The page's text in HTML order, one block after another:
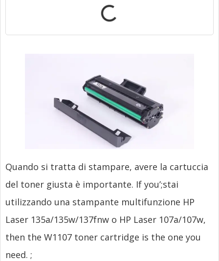
Quando si tratta di stampare, avere la cartuccia
del toner giusta è importante. If you’;stai
utilizzando una stampante multifunzione HP
Laser 135a/135w/137fnw o HP Laser 107a/107w,
then the W1107 toner cartridge is the one you
need. ;